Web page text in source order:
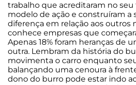
trabalho que acreditaram no seu
modelo de ação e construíram a
diferença em relação aos outros
conhece empresas que
Apenas 18% foram heranças de
outra. Lembram da história do
movimenta o carro enquanto
balançando uma cenoura à
dono do burro pode estar indo